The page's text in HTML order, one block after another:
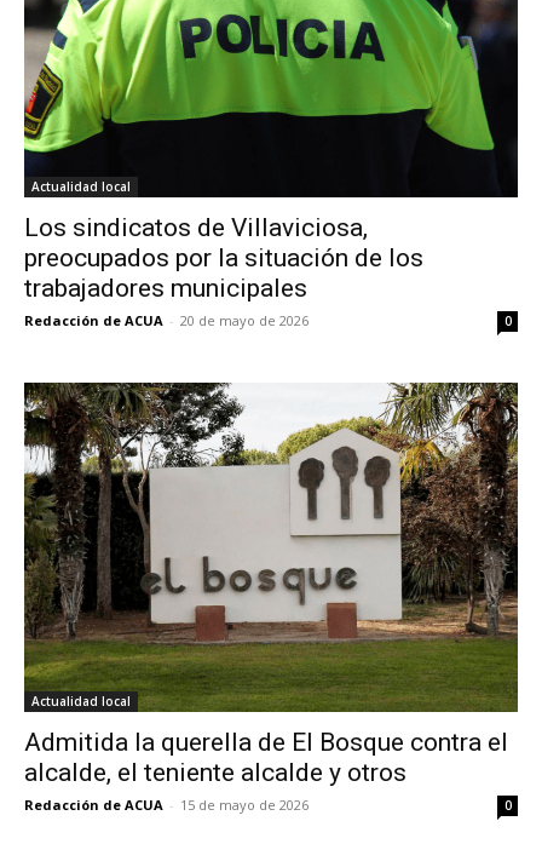
Actualidad local
Los sindicatos de Villaviciosa,
preocupados por la situación de los
trabajadores municipales
Redacción de ACUA - 20 de mayo de 2026 0
Actualidad local
Admitida la querella de El Bosque contra el
alcalde, el teniente alcalde y otros
Redacción de ACUA - 15 de mayo de 2026 0